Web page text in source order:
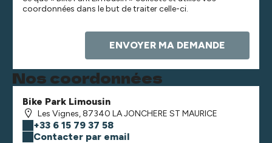
coordonnées dans le but de traiter celle-ci.
Nos coordonnées
Bike Park Limousin
Les Vignes, 87340 LA JONCHERE ST MAURICE
+33 6 15 79 37 58
Contacter par email